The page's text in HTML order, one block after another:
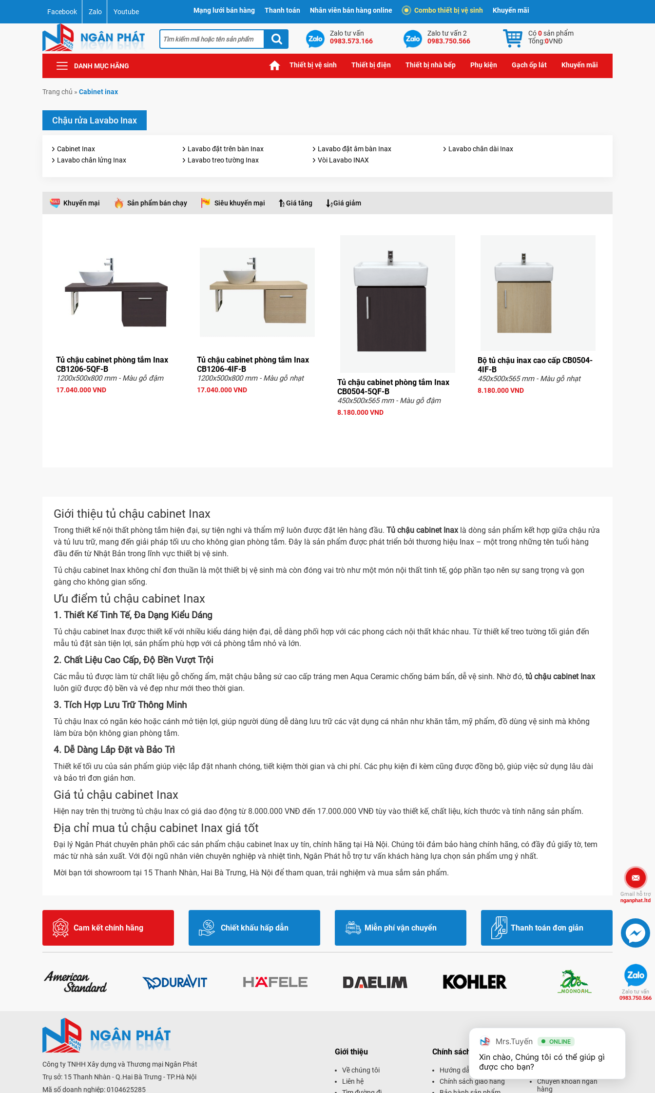
Facebook Zalo Youtube Mạng lưới bán hàng Thanh toán Nhân viên bán hàng online Combo thiết bị vệ sinh Khuyến mãi
Zalo tư vấn
0983.573.166
Zalo tư vấn 2
0983.750.566
Có0sản phẩm
Tổng:0VNĐ
DANH MỤC HÃNG Thiết bị vệ sinh Thiết bị điện Thiết bị nhà bếp Phụ kiện Gạch ốp lát Khuyến mãi
Trang chủ » Cabinet inax
Chậu rửa Lavabo Inax
Cabinet Inax Lavabo đặt trên bàn Inax Lavabo đặt âm bàn Inax
Lavabo chân dài Inax
Lavabo chân lửng Inax
Lavabo treo tường Inax Vòi Lavabo INAX
Khuyến mại Sản phẩm bán chạy Siêu khuyến mại Giá tăng Giá giảm
Tủ chậu cabinet phòng tắm Inax
CB1206-5QF-B
1200x500x800 mm - Màu gỗ đậm
17.040.000 VND
Tủ chậu cabinet phòng tắm Inax
CB1206-4IF-B
1200x500x800 mm - Màu gỗ nhạt
17.040.000 VND
Tủ chậu cabinet phòng tắm Inax
CB0504-5QF-B
450x500x565 mm - Màu gỗ đậm
8.180.000 VND
Bộ tủ chậu inax cao cấp CB0504-
4IF-B
450x500x565 mm - Màu gỗ nhạt
8.180.000 VND
Giới thiệu tủ chậu cabinet Inax
Trong thiết kế nội thất phòng tắm hiện đại, sự tiện nghi và thẩm mỹ luôn được đặt lên hàng đầu.Tủ chậu cabinet Inaxlà dòng sản phẩm kết hợp giữa chậu rửa
và tủ lưu trữ, mang đến giải pháp tối ưu cho không gian phòng tắm. Đây là sản phẩm được phát triển bởi thương hiệu Inax – một trong những tên tuổi hàng
đầu đến từ Nhật Bản trong lĩnh vực thiết bị vệ sinh.
Tủ chậu cabinet Inax không chỉ đơn thuần là một thiết bị vệ sinh mà còn đóng vai trò như một món nội thất tinh tế, góp phần tạo nên sự sang trọng và gọn
gàng cho không gian sống.
Ưu điểm tủ chậu cabinet Inax
1. Thiết Kế Tinh Tế, Đa Dạng Kiểu Dáng
Tủ chậu cabinet Inax được thiết kế với nhiều kiểu dáng hiện đại, dễ dàng phối hợp với các phong cách nội thất khác nhau. Từ thiết kế treo tường tối giản đến
mẫu tủ đặt sàn tiện lợi, sản phẩm phù hợp với cả phòng tắm nhỏ và lớn.
2. Chất Liệu Cao Cấp, Độ Bền Vượt Trội
Các mẫu tủ được làm từ chất liệu gỗ chống ẩm, mặt chậu bằng sứ cao cấp tráng men Aqua Ceramic chống bám bẩn, dễ vệ sinh. Nhờ đó,tủ chậu cabinet Inax
luôn giữ được độ bền và vẻ đẹp như mới theo thời gian.
3. Tích Hợp Lưu Trữ Thông Minh
Tủ chậu Inax có ngăn kéo hoặc cánh mở tiện lợi, giúp người dùng dễ dàng lưu trữ các vật dụng cá nhân như khăn tắm, mỹ phẩm, đồ dùng vệ sinh mà không
làm bừa bộn không gian phòng tắm.
4. Dễ Dàng Lắp Đặt và Bảo Trì
Thiết kế tối ưu của sản phẩm giúp việc lắp đặt nhanh chóng, tiết kiệm thời gian và chi phí. Các phụ kiện đi kèm cũng được đồng bộ, giúp việc sử dụng lâu dài
và bảo trì đơn giản hơn.
Giá tủ chậu cabinet Inax
Hiện nay trên thị trường tủ chậu Inax có giá dao động từ 8.000.000 VNĐ đến 17.000.000 VNĐ tùy vào thiết kế, chất liệu, kích thước và tính năng sản phẩm.
Địa chỉ mua tủ chậu cabinet Inax giá tốt
Đại lý Ngân Phát chuyên phân phối các sản phẩm chậu cabinet Inax uy tín, chính hãng tại Hà Nội. Chúng tôi đảm bảo hàng chính hãng, có đầy đủ giấy tờ, tem
mác từ nhà sản xuất. Với đội ngũ nhân viên chuyên nghiệp và nhiệt tình, Ngân Phát hỗ trợ tư vấn khách hàng lựa chọn sản phẩm ưng ý nhất.
Mời bạn tới showroom tại 15 Thanh Nhàn, Hai Bà Trưng, Hà Nội để tham quan, trải nghiệm và mua sắm sản phẩm.
Cam kết chính hãng Chiết khấu hấp dẫn Miễn phí vận chuyển Thanh toán đơn giản
Công ty TNHH Xây dựng và Thương mại Ngân Phát
Trụ sở: 15 Thanh Nhàn - Q.Hai Bà Trưng - TP.Hà Nội
Mã số doanh nghiệp: 0104625285
Giới thiệu
Về chúng tôi
Liên hệ
Chính sách mua hàng
Hướng dẫn mua hàng
Chính sách giao hàng
Hình thức thanh toán
Chuyển khoản ngân
hàng
Gmail hỗ trợ
nganphat.ltd
Zalo tư vấn
0983.750.566
Mrs.Tuyến ONLINE
Xin chào, Chúng tôi có thể giúp gì
được cho bạn?